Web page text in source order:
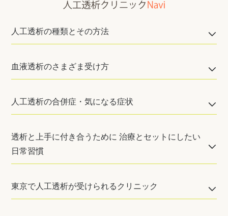
人工透析の種類とその方法
血液透析のさまざま受け方
人工透析の合併症・気になる症状
透析と上手に付き合うために 治療とセットにしたい
日常習慣
東京で人工透析が受けられるクリニック